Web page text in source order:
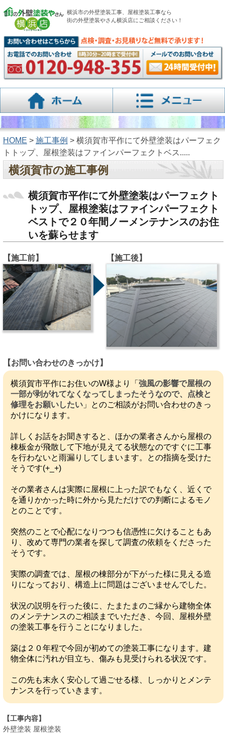
横浜市の外壁塗装工事、屋根塗装工事なら
街の外壁塗装やさん横浜店にご相談ください！
HOME > 施工事例 > 横須賀市平作にて外壁塗装はパーフェク
トトップ、屋根塗装はファインパーフェクトベス.....
横須賀市の施工事例
横須賀市平作にて外壁塗装はパーフェクト
トップ、屋根塗装はファインパーフェクト
ベストで２０年間ノーメンテナンスのお住
いを蘇らせます
【施工前】 【施工後】
【お問い合わせのきっかけ】
横須賀市平作にお住いのW様より「 強風の影響で屋根の
一部が剥がれてなくなってしまったそうなので、点検と
修理をお願いしたい」とのご相談がお問い合わせのきっ
かけになります。
詳しくお話をお聞きすると、ほかの業者さんから屋根の
棟板金が飛散して下地が見えてる状態なのですぐに工事
を行わないと雨漏りしてしまいます。との指摘を受けた
そうです(+_+)
その業者さんは実際に屋根に上った訳でもなく、近くで
を通りかかった時に外から見ただけでの判断によるモノ
とのことです。
突然のことで心配になりつつも信憑性に欠けることもあ
り、改めて専門の業者を探して調査の依頼をくださった
そうです。
実際の調査では、屋根の棟部分が下がった様に見える造
りになっており、構造上に問題はございませんでした。
状況の説明を行った後に、たまたまのご縁から建物全体
のメンテナンスのご相談までいただき、今回、屋根外壁
の塗装工事を行うことになりました。
築は２０年程で今回が初めての塗装工事になります。建
物全体に汚れが目立ち、傷みも見受けられる状況です。
この先も末永く安心して過ごせる様、しっかりとメンテ
ナンスを行っていきます。
【工事内容】
外壁塗装 屋根塗装